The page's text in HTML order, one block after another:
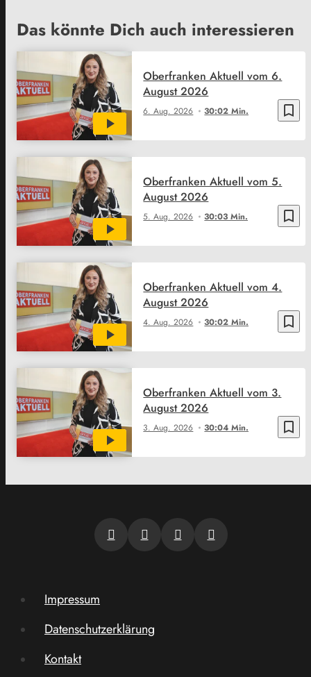
Das könnte Dich auch interessieren
bookmark_border
6. Aug. 2026 30:02 Min.
Oberfranken Aktuell vom 6.
August 2026
bookmark_border
5. Aug. 2026 30:03 Min.
Oberfranken Aktuell vom 5.
August 2026
bookmark_border
4. Aug. 2026 30:02 Min.
Oberfranken Aktuell vom 4.
August 2026
bookmark_border
3. Aug. 2026 30:04 Min.
Oberfranken Aktuell vom 3.
August 2026
Impressum
Datenschutzerklärung
Kontakt